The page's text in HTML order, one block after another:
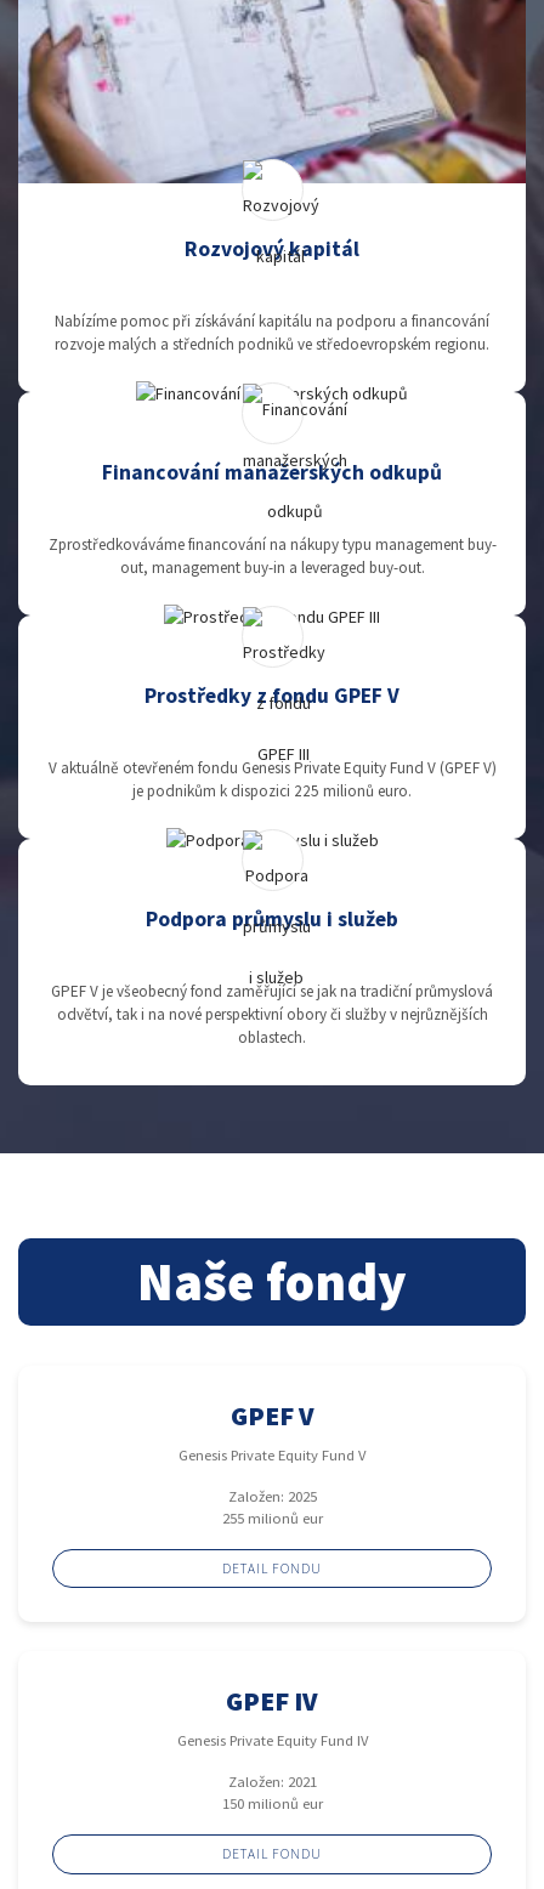
Rozvojový kapitál
Nabízíme pomoc při získávání kapitálu na podporu a financování
rozvoje malých a středních podniků ve středoevropském regionu.
Financování manažerských odkupů
Zprostředkováváme financování na nákupy typu management buy-
out, management buy-in a leveraged buy-out.
Prostředky z fondu GPEF V
V aktuálně otevřeném fondu Genesis Private Equity Fund V (GPEF V)
je podnikům k dispozici 225 milionů euro.
Podpora průmyslu i služeb
GPEF V je všeobecný fond zaměřující se jak na tradiční průmyslová
odvětví, tak i na nové perspektivní obory či služby v nejrůznějších
oblastech.
Naše fondy
GPEF V
Genesis Private Equity Fund V
Založen: 2025
255 milionů eur
DETAIL FONDU
GPEF IV
Genesis Private Equity Fund IV
Založen: 2021
150 milionů eur
DETAIL FONDU